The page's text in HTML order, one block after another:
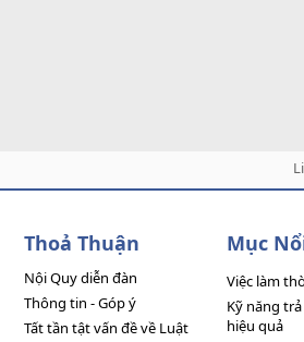
Thoả Thuận
Nội Quy diễn đàn
Thông tin - Góp ý
Tất tần tật vấn đề về Luật
Mục
Việc làm
Kỹ năng
hiệu quả